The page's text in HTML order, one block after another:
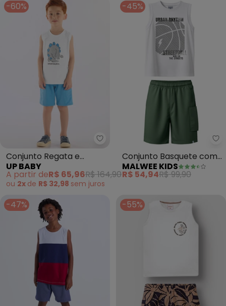
-60%
Up Baby - Conjunto Regata e
Conjunto Regata e
Bermuda Menino Up
Baby Branco
UP BABY
A partir deR$ 65,96R$ 164,90
ou 2x de R$ 32,98 sem juros
-45%
Conjunto Basquete com
Moletinho (Branco)
MALWEE KIDS
R$ 54,94R$ 99,90
-47% -55%